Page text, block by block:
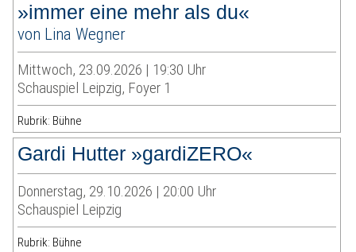
»immer eine mehr als du«
von Lina Wegner
Mittwoch, 23.09.2026 | 19:30 Uhr
Schauspiel Leipzig, Foyer 1
Rubrik: Bühne
Gardi Hutter »gardiZERO«
Donnerstag, 29.10.2026 | 20:00 Uhr
Schauspiel Leipzig
Rubrik: Bühne